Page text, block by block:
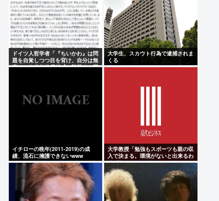
ドイツ人哲学者「『ちいかわ』は問
題を自覚しつつ目を背け、自分は無
害という道徳的優越感、堕落する国
大学生、スカウト行為で逮捕されま
くる
イチローの晩年(2011-2019)の成
績、流石に擁護できないwww
大学教授「勉強もスポーツも親の収
入で決まる。環境がないと出来るわ
けがない」